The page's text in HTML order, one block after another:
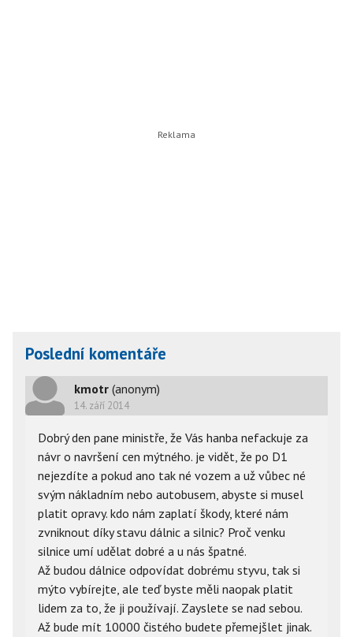
Poslední komentáře
kmotr (anonym)
14. září 2014
Dobrý den pane ministře, že Vás hanba nefackuje za
návr o navršení cen mýtného. je vidět, že po D1
nejezdíte a pokud ano tak né vozem a už vůbec né
svým nákladním nebo autobusem, abyste si musel
platit opravy. kdo nám zaplatí škody, které nám
zvniknout díky stavu dálnic a silnic? Proč venku
silnice umí udělat dobré a u nás špatné.
Až budou dálnice odpovídat dobrému styvu, tak si
mýto vybírejte, ale teď byste měli naopak platit
lidem za to, že ji používají. Zayslete se nad sebou.
Až bude mít 10000 čistého budete přemejšlet jinak.